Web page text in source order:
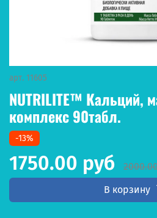
арт. 11605
NUTRILITE™ Кальций,
комплекс 90табл.
-13%
1750.00 руб
В корзину